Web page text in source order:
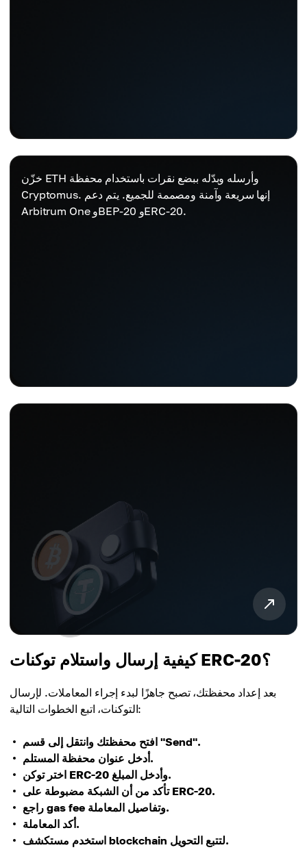
خزّن ETH وأرسله وبدّله ببضع نقرات باستخدام محفظة
Cryptomus. إنها سريعة وآمنة ومصممة للجميع. يتم دعم
Arbitrum One وBEP-20 وERC-20.
كيفية إرسال واستلام توكنات ERC-20؟
بعد إعداد محفظتك، تصبح جاهزًا لبدء إجراء المعاملات. لإرسال
التوكنات، اتبع الخطوات التالية:
افتح محفظتك وانتقل إلى قسم "Send".
أدخل عنوان محفظة المستلم.
اختر توكن ERC-20 وأدخل المبلغ.
تأكد من أن الشبكة مضبوطة على ERC-20.
راجع gas fee وتفاصيل المعاملة.
أكد المعاملة.
استخدم مستكشف blockchain لتتبع التحويل.